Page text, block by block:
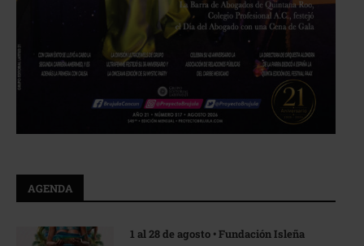
AGENDA
1 al 28 de agosto • Fundación Isleña